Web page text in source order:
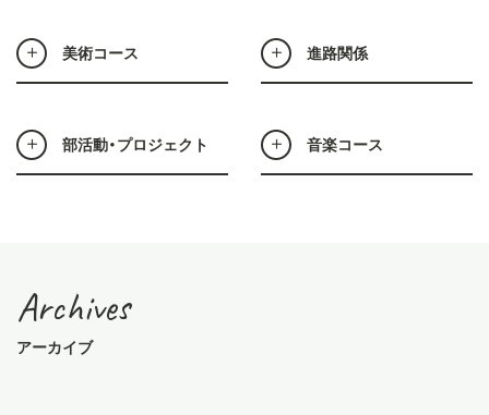
美術コース 進路関係
部活動・プロジェクト 音楽コース
Archives
アーカイブ